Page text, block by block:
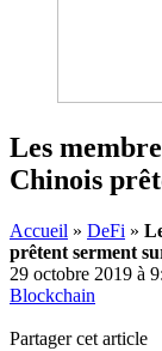
Les
Chinois
Accueil » DeFi »
prêtent serment
29 octobre 2019 à
Blockchain
Partager cet article